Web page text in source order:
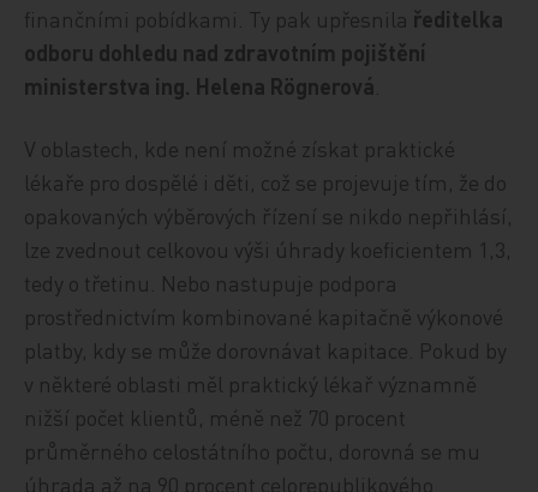
finančními pobídkami. Ty pak upřesnila ředitelka
odboru dohledu nad zdravotním pojištění
ministerstva ing. Helena Rögnerová
V oblastech, kde není možné získat praktické
lékaře pro dospělé i děti, což se projevuje tím, že do
opakovaných výběrových řízení se nikdo nepřihlásí,
lze zvednout celkovou výši úhrady koeficientem 1,3,
tedy o třetinu. Nebo nastupuje podpora
prostřednictvím kombinované kapitačně výkonové
platby, kdy se může dorovnávat kapitace. Pokud by
v některé oblasti měl praktický lékař významně
nižší počet klientů, méně než 70 procent
průměrného celostátního počtu, dorovná se mu
úhrada až na 90 procent celorepublikového